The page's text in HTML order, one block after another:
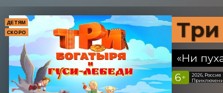
ДЕТЯМ
СКОРО
«Ни
6 +
2026, Россия